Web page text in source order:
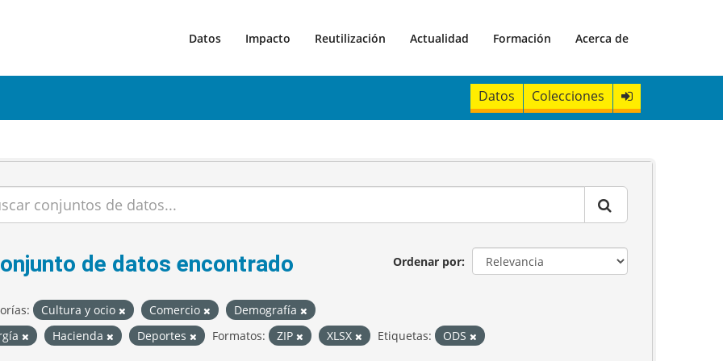
Datos Impacto Reutilización Actualidad Formación Acerca de
Datos Colecciones
Ordenar por
de datos encontrado
Cultura y ocio Comercio
Demografía
Hacienda Deportes Formatos: ZIP XLSX Etiquetas: ODS